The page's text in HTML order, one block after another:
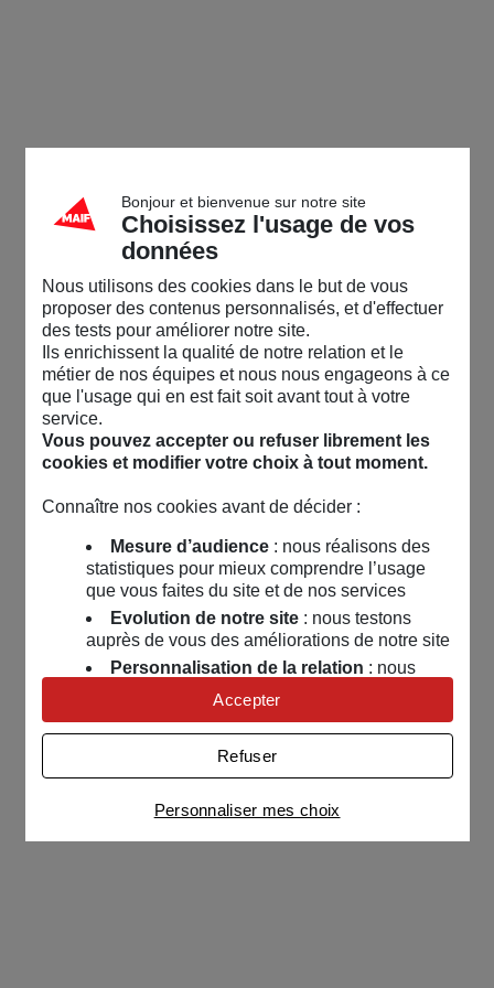
Bonjour et bienvenue sur notre site
Choisissez l'usage de vos
données
Nous utilisons des cookies dans le but de vous
proposer des contenus personnalisés, et d'effectuer
des tests pour améliorer notre site.
Ils enrichissent la qualité de notre relation et le
métier de nos équipes et nous nous engageons à ce
que l'usage qui en est fait soit avant tout à votre
service.
Vous pouvez accepter ou refuser librement les
cookies et modifier votre choix à tout moment.
Connaître nos cookies avant de décider :
Mesure d’audience: nous réalisons des
statistiques pour mieux comprendre l’usage
que vous faites du site et de nos services
Evolution de notre site: nous testons
auprès de vous des améliorations de notre site
Personnalisation de la relation : nous
nous servons de cookies pour adapter nos
contenus et personnaliser nos offres
Univers publicitaire: nous utilisons avec
nos partenaires des cookies pour afficher des
publicités personnalisées
Connaître notre politique cookies et la liste de nos
partenaires
Personnaliser mes choix
Refuser
Accepter